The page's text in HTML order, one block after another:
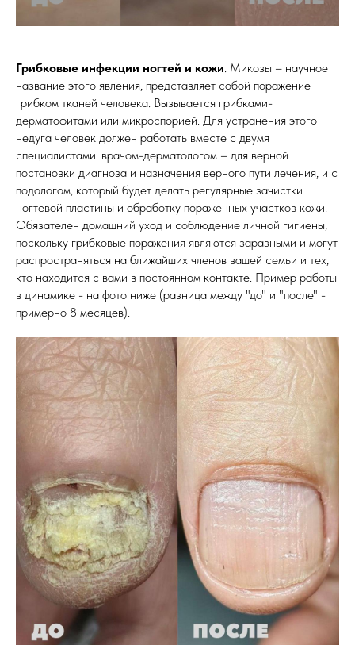
Грибковые инфекции ногтей и кожи. Микозы – научное
название этого явления, представляет собой поражение
грибком тканей человека. Вызывается грибками-
дерматофитами или микроспорией. Для устранения этого
недуга человек должен работать вместе с двумя
специалистами: врачом-дерматологом – для верной
постановки диагноза и назначения верного пути лечения, и с
подологом, который будет делать регулярные зачистки
ногтевой пластины и обработку пораженных участков кожи.
Обязателен домашний уход и соблюдение личной гигиены,
поскольку грибковые поражения являются заразными и могут
распространяться на ближайших членов вашей семьи и тех,
кто находится с вами в постоянном контакте. Пример работы
в динамике - на фото ниже (разница между "до" и "после" -
примерно 8 месяцев).